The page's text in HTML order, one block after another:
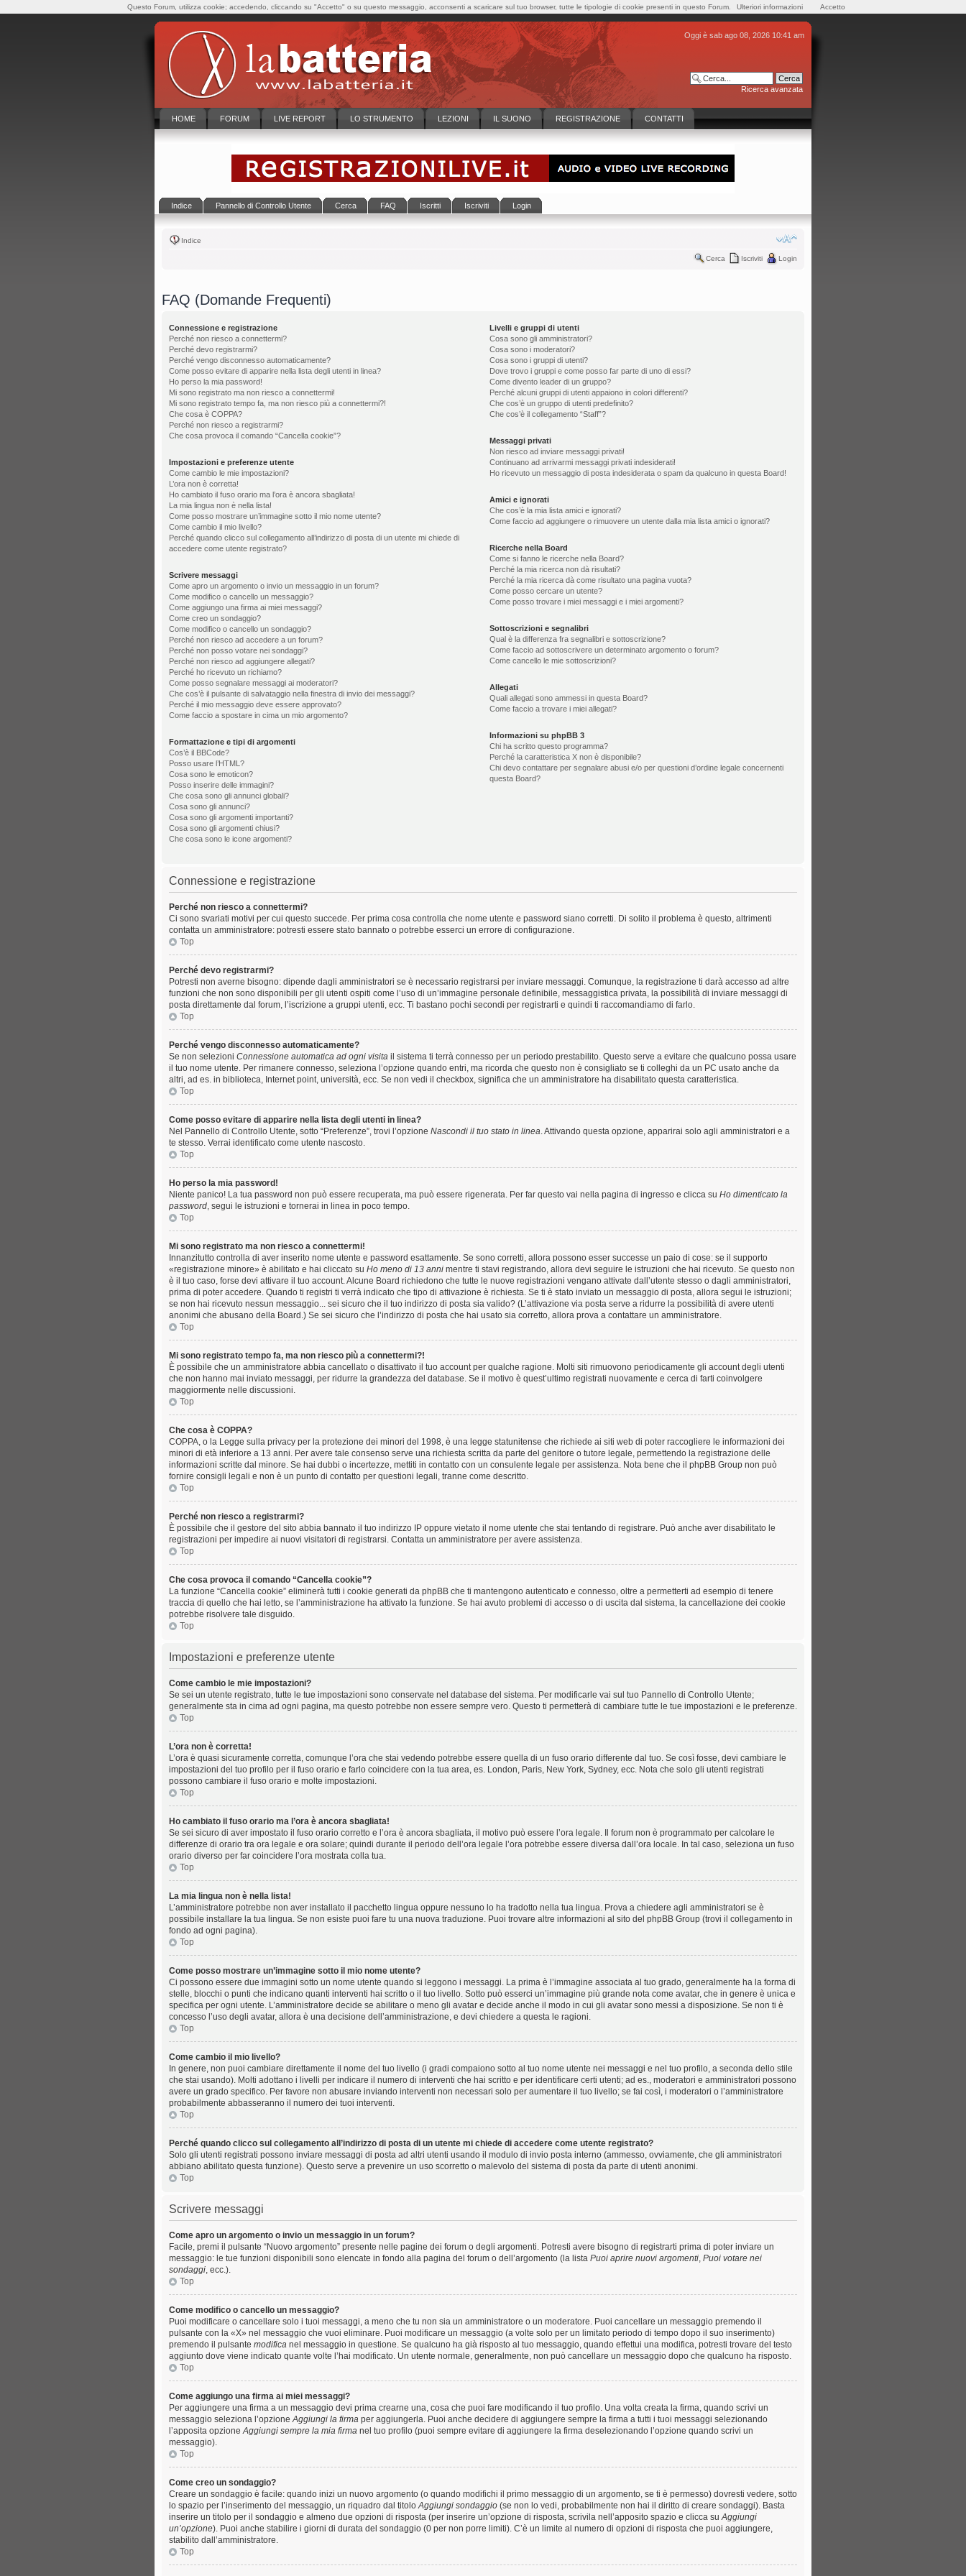
Oggi è sab ago 08, 2026 10:41 am
Ricerca avanzata
HOME FORUM LIVE REPORT LO STRUMENTO LEZIONI IL SUONO REGISTRAZIONE CONTATTI
Indice Pannello di Controllo Utente Cerca FAQ Iscritti Iscriviti Login
Indice
Cerca Iscriviti Login
FAQ (Domande Frequenti)
Connessione e registrazione
Perché non riesco a connettermi?
Perché devo registrarmi?
Perché vengo disconnesso automaticamente?
Come posso evitare di apparire nella lista degli utenti in linea?
Ho perso la mia password!
Mi sono registrato ma non riesco a connettermi!
Mi sono registrato tempo fa, ma non riesco più a connettermi?!
Che cosa è COPPA?
Perché non riesco a registrarmi?
Che cosa provoca il comando “Cancella cookie”?
Impostazioni e preferenze utente
Come cambio le mie impostazioni?
L’ora non è corretta!
Ho cambiato il fuso orario ma l’ora è ancora sbagliata!
La mia lingua non è nella lista!
Come posso mostrare un’immagine sotto il mio nome utente?
Come cambio il mio livello?
Perché quando clicco sul collegamento all’indirizzo di posta di un utente mi chiede di
accedere come utente registrato?
Scrivere messaggi
Come apro un argomento o invio un messaggio in un forum?
Come modifico o cancello un messaggio?
Come aggiungo una firma ai miei messaggi?
Come creo un sondaggio?
Come modifico o cancello un sondaggio?
Perché non riesco ad accedere a un forum?
Perché non posso votare nei sondaggi?
Perché non riesco ad aggiungere allegati?
Perché ho ricevuto un richiamo?
Come posso segnalare messaggi ai moderatori?
Che cos’è il pulsante di salvataggio nella finestra di invio dei messaggi?
Perché il mio messaggio deve essere approvato?
Come faccio a spostare in cima un mio argomento?
Formattazione e tipi di argomenti
Cos’è il BBCode?
Posso usare l’HTML?
Cosa sono le emoticon?
Posso inserire delle immagini?
Che cosa sono gli annunci globali?
Cosa sono gli annunci?
Cosa sono gli argomenti importanti?
Cosa sono gli argomenti chiusi?
Che cosa sono le icone argomenti?
Livelli e gruppi di utenti
Cosa sono gli amministratori?
Cosa sono i moderatori?
Cosa sono i gruppi di utenti?
Dove trovo i gruppi e come posso far parte di uno di essi?
Come divento leader di un gruppo?
Perché alcuni gruppi di utenti appaiono in colori differenti?
Che cos’è un gruppo di utenti predefinito?
Che cos’è il collegamento “Staff”?
Messaggi privati
Non riesco ad inviare messaggi privati!
Continuano ad arrivarmi messaggi privati indesiderati!
Ho ricevuto un messaggio di posta indesiderata o spam da qualcuno in questa Board!
Amici e ignorati
Che cos’è la mia lista amici e ignorati?
Come faccio ad aggiungere o rimuovere un utente dalla mia lista amici o ignorati?
Ricerche nella Board
Come si fanno le ricerche nella Board?
Perché la mia ricerca non dà risultati?
Perché la mia ricerca dà come risultato una pagina vuota?
Come posso cercare un utente?
Come posso trovare i miei messaggi e i miei argomenti?
Sottoscrizioni e segnalibri
Qual è la differenza fra segnalibri e sottoscrizione?
Come faccio ad sottoscrivere un determinato argomento o forum?
Come cancello le mie sottoscrizioni?
Allegati
Quali allegati sono ammessi in questa Board?
Come faccio a trovare i miei allegati?
Informazioni su phpBB 3
Chi ha scritto questo programma?
Perché la caratteristica X non è disponibile?
Chi devo contattare per segnalare abusi e/o per questioni d’ordine legale concernenti
questa Board?
Connessione e registrazione
Perché non riesco a connettermi?
Ci sono svariati motivi per cui questo succede. Per prima cosa controlla che nome utente e password siano corretti. Di solito il problema è questo, altrimenti
contatta un amministratore: potresti essere stato bannato o potrebbe esserci un errore di configurazione.
Top
Perché devo registrarmi?
Potresti non averne bisogno: dipende dagli amministratori se è necessario registrarsi per inviare messaggi. Comunque, la registrazione ti darà accesso ad altre
funzioni che non sono disponibili per gli utenti ospiti come l’uso di un’immagine personale definibile, messaggistica privata, la possibilità di inviare messaggi di
posta direttamente dal forum, l’iscrizione a gruppi utenti, ecc. Ti bastano pochi secondi per registrarti e quindi ti raccomandiamo di farlo.
Top
Perché vengo disconnesso automaticamente?
Se non selezioni Connessione automatica ad ogni visita il sistema ti terrà connesso per un periodo prestabilito. Questo serve a evitare che qualcuno possa usare
il tuo nome utente. Per rimanere connesso, seleziona l’opzione quando entri, ma ricorda che questo non è consigliato se ti colleghi da un PC usato anche da
altri, ad es. in biblioteca, Internet point, università, ecc. Se non vedi il checkbox, significa che un amministratore ha disabilitato questa caratteristica.
Top
Come posso evitare di apparire nella lista degli utenti in linea?
Nel Pannello di Controllo Utente, sotto “Preferenze”, trovi l’opzione Nascondi il tuo stato in linea. Attivando questa opzione, apparirai solo agli amministratori e a
te stesso. Verrai identificato come utente nascosto.
Top
Ho perso la mia password!
Niente panico! La tua password non può essere recuperata, ma può essere rigenerata. Per far questo vai nella pagina di ingresso e clicca su Ho dimenticato la
password, segui le istruzioni e tornerai in linea in poco tempo.
Top
Mi sono registrato ma non riesco a connettermi!
Innanzitutto controlla di aver inserito nome utente e password esattamente. Se sono corretti, allora possono esser successe un paio di cose: se il supporto
«registrazione minore» è abilitato e hai cliccato su Ho meno di 13 anni mentre ti stavi registrando, allora devi seguire le istruzioni che hai ricevuto. Se questo non
è il tuo caso, forse devi attivare il tuo account. Alcune Board richiedono che tutte le nuove registrazioni vengano attivate dall’utente stesso o dagli amministratori,
prima di poter accedere. Quando ti registri ti verrà indicato che tipo di attivazione è richiesta. Se ti è stato inviato un messaggio di posta, allora segui le istruzioni;
se non hai ricevuto nessun messaggio... sei sicuro che il tuo indirizzo di posta sia valido? (L’attivazione via posta serve a ridurre la possibilità di avere utenti
anonimi che abusano della Board.) Se sei sicuro che l’indirizzo di posta che hai usato sia corretto, allora prova a contattare un amministratore.
Top
Mi sono registrato tempo fa, ma non riesco più a connettermi?!
È possibile che un amministratore abbia cancellato o disattivato il tuo account per qualche ragione. Molti siti rimuovono periodicamente gli account degli utenti
che non hanno mai inviato messaggi, per ridurre la grandezza del database. Se il motivo è quest’ultimo registrati nuovamente e cerca di farti coinvolgere
maggiormente nelle discussioni.
Top
Che cosa è COPPA?
COPPA, o la Legge sulla privacy per la protezione dei minori del 1998, è una legge statunitense che richiede ai siti web di poter raccogliere le informazioni dei
minori di età inferiore a 13 anni. Per avere tale consenso serve una richiesta scritta da parte del genitore o tutore legale, permettendo la registrazione delle
informazioni scritte dal minore. Se hai dubbi o incertezze, mettiti in contatto con un consulente legale per assistenza. Nota bene che il phpBB Group non può
fornire consigli legali e non è un punto di contatto per questioni legali, tranne come descritto.
Top
Perché non riesco a registrarmi?
È possibile che il gestore del sito abbia bannato il tuo indirizzo IP oppure vietato il nome utente che stai tentando di registrare. Può anche aver disabilitato le
registrazioni per impedire ai nuovi visitatori di registrarsi. Contatta un amministratore per avere assistenza.
Top
Che cosa provoca il comando “Cancella cookie”?
La funzione “Cancella cookie” eliminerà tutti i cookie generati da phpBB che ti mantengono autenticato e connesso, oltre a permetterti ad esempio di tenere
traccia di quello che hai letto, se l’amministrazione ha attivato la funzione. Se hai avuto problemi di accesso o di uscita dal sistema, la cancellazione dei cookie
potrebbe risolvere tale disguido.
Top
Impostazioni e preferenze utente
Come cambio le mie impostazioni?
Se sei un utente registrato, tutte le tue impostazioni sono conservate nel database del sistema. Per modificarle vai sul tuo Pannello di Controllo Utente;
generalmente sta in cima ad ogni pagina, ma questo potrebbe non essere sempre vero. Questo ti permetterà di cambiare tutte le tue impostazioni e le preferenze.
Top
L’ora non è corretta!
L’ora è quasi sicuramente corretta, comunque l’ora che stai vedendo potrebbe essere quella di un fuso orario differente dal tuo. Se così fosse, devi cambiare le
impostazioni del tuo profilo per il fuso orario e farlo coincidere con la tua area, es. London, Paris, New York, Sydney, ecc. Nota che solo gli utenti registrati
possono cambiare il fuso orario e molte impostazioni.
Top
Ho cambiato il fuso orario ma l’ora è ancora sbagliata!
Se sei sicuro di aver impostato il fuso orario corretto e l’ora è ancora sbagliata, il motivo può essere l’ora legale. Il forum non è programmato per calcolare le
differenze di orario tra ora legale e ora solare; quindi durante il periodo dell’ora legale l’ora potrebbe essere diversa dall’ora locale. In tal caso, seleziona un fuso
orario diverso per far coincidere l’ora mostrata colla tua.
Top
La mia lingua non è nella lista!
L’amministratore potrebbe non aver installato il pacchetto lingua oppure nessuno lo ha tradotto nella tua lingua. Prova a chiedere agli amministratori se è
possibile installare la tua lingua. Se non esiste puoi fare tu una nuova traduzione. Puoi trovare altre informazioni al sito del phpBB Group (trovi il collegamento in
fondo ad ogni pagina).
Top
Come posso mostrare un’immagine sotto il mio nome utente?
Ci possono essere due immagini sotto un nome utente quando si leggono i messaggi. La prima è l’immagine associata al tuo grado, generalmente ha la forma di
stelle, blocchi o punti che indicano quanti interventi hai scritto o il tuo livello. Sotto può esserci un’immagine più grande nota come avatar, che in genere è unica e
specifica per ogni utente. L’amministratore decide se abilitare o meno gli avatar e decide anche il modo in cui gli avatar sono messi a disposizione. Se non ti è
concesso l’uso degli avatar, allora è una decisione dell’amministrazione, e devi chiedere a questa le ragioni.
Top
Come cambio il mio livello?
In genere, non puoi cambiare direttamente il nome del tuo livello (i gradi compaiono sotto al tuo nome utente nei messaggi e nel tuo profilo, a seconda dello stile
che stai usando). Molti adottano i livelli per indicare il numero di interventi che hai scritto e per identificare certi utenti; ad es., moderatori e amministratori possono
avere un grado specifico. Per favore non abusare inviando interventi non necessari solo per aumentare il tuo livello; se fai così, i moderatori o l’amministratore
probabilmente abbasseranno il numero dei tuoi interventi.
Top
Perché quando clicco sul collegamento all’indirizzo di posta di un utente mi chiede di accedere come utente registrato?
Solo gli utenti registrati possono inviare messaggi di posta ad altri utenti usando il modulo di invio posta interno (ammesso, ovviamente, che gli amministratori
abbiano abilitato questa funzione). Questo serve a prevenire un uso scorretto o malevolo del sistema di posta da parte di utenti anonimi.
Top
Scrivere messaggi
Come apro un argomento o invio un messaggio in un forum?
Facile, premi il pulsante “Nuovo argomento” presente nelle pagine dei forum o degli argomenti. Potresti avere bisogno di registrarti prima di poter inviare un
messaggio: le tue funzioni disponibili sono elencate in fondo alla pagina del forum o dell’argomento (la lista Puoi aprire nuovi argomenti, Puoi votare nei
sondaggi, ecc.).
Top
Come modifico o cancello un messaggio?
Puoi modificare o cancellare solo i tuoi messaggi, a meno che tu non sia un amministratore o un moderatore. Puoi cancellare un messaggio premendo il
pulsante con la «X» nel messaggio che vuoi eliminare. Puoi modificare un messaggio (a volte solo per un limitato periodo di tempo dopo il suo inserimento)
premendo il pulsante modifica nel messaggio in questione. Se qualcuno ha già risposto al tuo messaggio, quando effettui una modifica, potresti trovare del testo
aggiunto dove viene indicato quante volte l’hai modificato. Un utente normale, generalmente, non può cancellare un messaggio dopo che qualcuno ha risposto.
Top
Come aggiungo una firma ai miei messaggi?
Per aggiungere una firma a un messaggio devi prima crearne una, cosa che puoi fare modificando il tuo profilo. Una volta creata la firma, quando scrivi un
messaggio seleziona l’opzioneAggiungi la firma per aggiungerla. Puoi anche decidere di aggiungere sempre la firma a tutti i tuoi messaggi selezionando
l’apposita opzioneAggiungi sempre la mia firma nel tuo profilo (puoi sempre evitare di aggiungere la firma deselezionando l’opzione quando scrivi un
messaggio).
Top
Come creo un sondaggio?
Creare un sondaggio è facile: quando inizi un nuovo argomento (o quando modifichi il primo messaggio di un argomento, se ti è permesso) dovresti vedere, sotto
lo spazio per l’inserimento del messaggio, un riquadro dal titoloAggiungi sondaggio (se non lo vedi, probabilmente non hai il diritto di creare sondaggi). Basta
inserire un titolo per il sondaggio e almeno due opzioni di risposta (per inserire un’opzione di risposta, scrivila nell’apposito spazio e clicca suAggiungi
un’opzione). Puoi anche stabilire i giorni di durata del sondaggio (0 per non porre limiti). C’è un limite al numero di opzioni di risposta che puoi aggiungere,
stabilito dall’amministratore.
Top
Questo Forum, utilizza cookie; accedendo, cliccando su "Accetto" o su questo messaggio, acconsenti a scaricare sul tuo browser, tutte le tipologie di cookie presenti in questo Forum. Ulteriori informazioni Accetto